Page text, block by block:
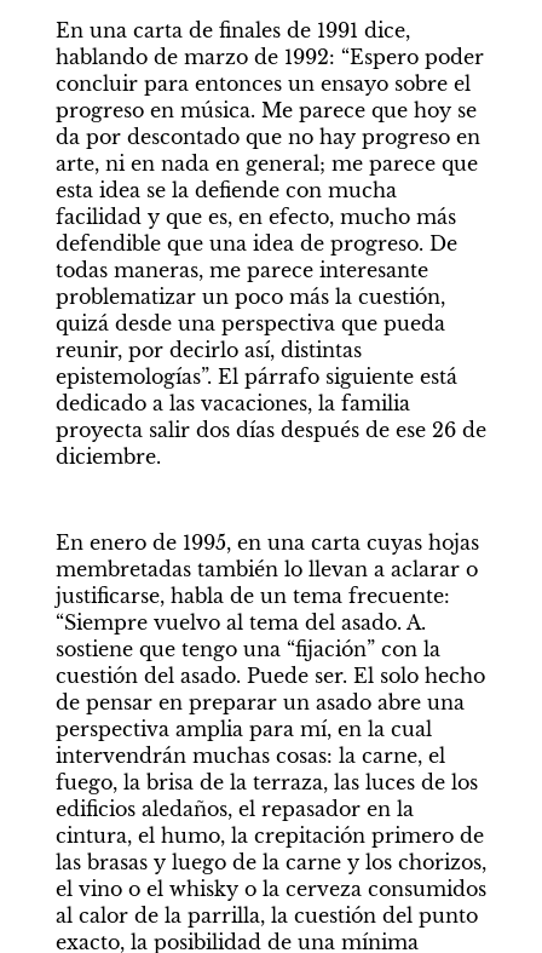
En una carta de finales de 1991 dice,
hablando de marzo de 1992: “Espero poder
concluir para entonces un ensayo sobre el
progreso en música. Me parece que hoy se
da por descontado que no hay progreso en
arte, ni en nada en general; me parece que
esta idea se la defiende con mucha
facilidad y que es, en efecto, mucho más
defendible que una idea de progreso. De
todas maneras, me parece interesante
problematizar un poco más la cuestión,
quizá desde una perspectiva que pueda
reunir, por decirlo así, distintas
epistemologías”. El párrafo siguiente está
dedicado a las vacaciones, la familia
proyecta salir dos días después de ese 26 de
diciembre.
En enero de 1995, en una carta cuyas hojas
membretadas también lo llevan a aclarar o
justificarse, habla de un tema frecuente:
“Siempre vuelvo al tema del asado. A.
sostiene que tengo una “fijación” con la
cuestión del asado. Puede ser. El solo hecho
de pensar en preparar un asado abre una
perspectiva amplia para mí, en la cual
intervendrán muchas cosas: la carne, el
fuego, la brisa de la terraza, las luces de los
edificios aledaños, el repasador en la
cintura, el humo, la crepitación primero de
las brasas y luego de la carne y los chorizos,
el vino o el whisky o la cerveza consumidos
al calor de la parrilla, la cuestión del punto
exacto, la posibilidad de una mínima